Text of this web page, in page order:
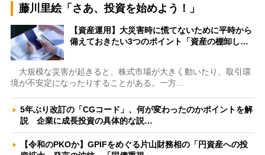
藤川里絵「さあ、投資を始めよう！」
【資産運用】大災害時に慌てないために平時から
備えておきたい3つのポイント「資産の棚卸し…
大規模な災害が起きると、株式市場が大きく動いたり、取引環
境が不安定になったりすることがある。一方…
5年ぶり改訂の「CGコード」、何が変わったのかポイントを解
説 企業に成長投資の具体的な説…
【令和のPKOか】GPIFをめぐる片山財務相の「円資産への投